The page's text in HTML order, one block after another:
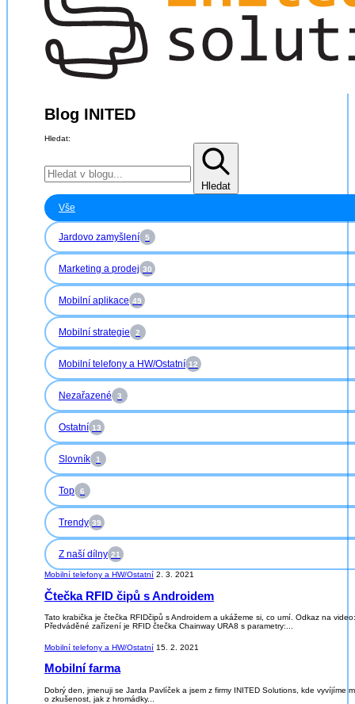
Blog INITED
Hledat:
Hledat
Vše
Jardovo zamyšlení 5
Marketing a prodej 30
Mobilní aplikace 49
Mobilní strategie 2
Mobilní telefony a HW/Ostatní 12
Nezařazené 3
Ostatní 13
Slovník 1
Top 6
Trendy 39
Z naší dílny 21
Mobilní telefony a HW/Ostatní 2. 3. 2021
Čtečka RFID čipů s Androidem
Tato krabička je čtečka RFIDčipů s Androidem a ukážeme si, co umí. Odkaz na
Předváděné zařízení je RFID čtečka Chainway URA8 s parametry:...
Mobilní telefony a HW/Ostatní 15. 2. 2021
Mobilní farma
Dobrý den, jmenuji se Jarda Pavlíček a jsem z firmy INITED Solutions, kde vyvíjíme
o zkušenost, jak z hromádky...